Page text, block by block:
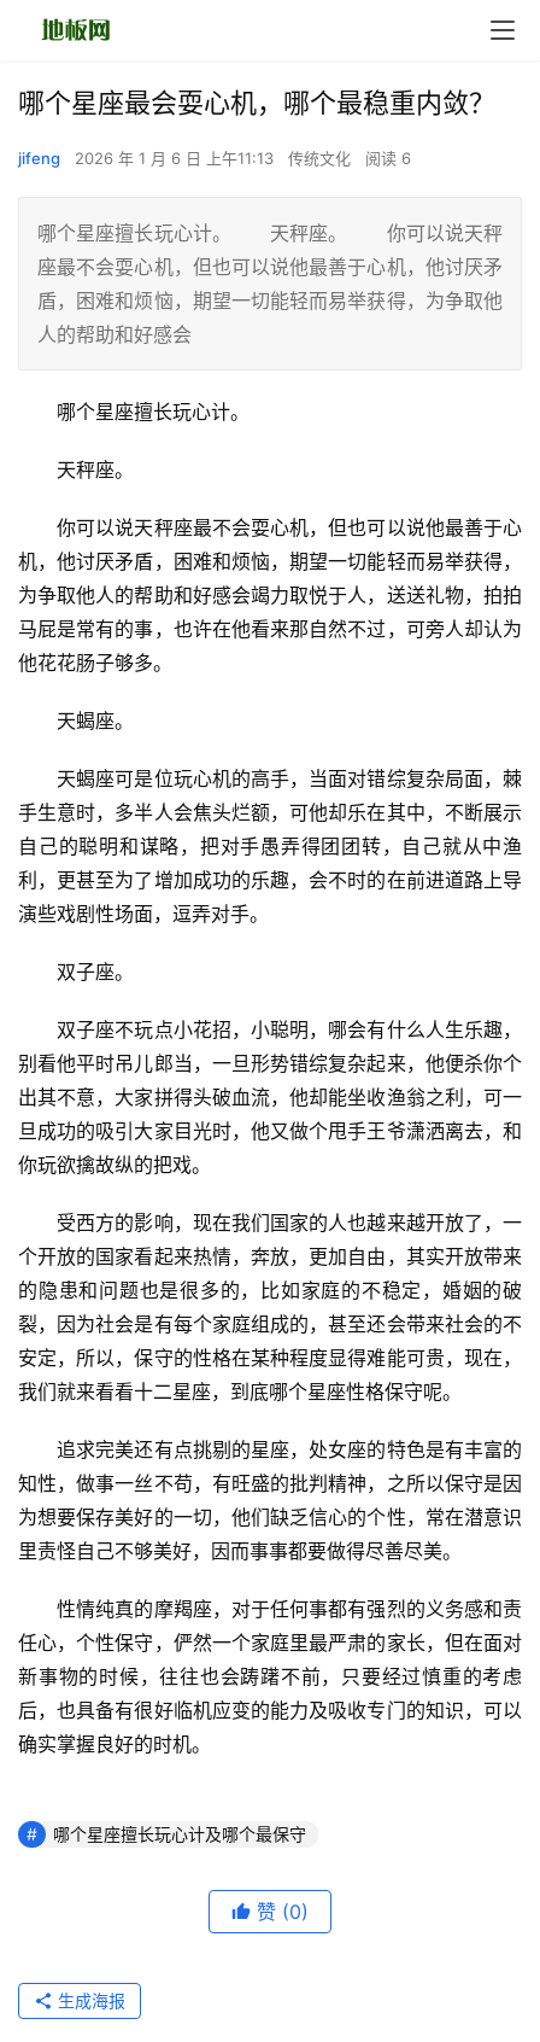
哪个星座最会耍心机，哪个最稳重内敛？
jifeng 2026 年 1 月 6 日 上午11:13 传统文化 阅读 6
哪个星座擅长玩心计。 天秤座。 你可以说天秤
座最不会耍心机，但也可以说他最善于心机，他讨厌矛
盾，困难和烦恼，期望一切能轻而易举获得，为争取他
人的帮助和好感会
哪个星座擅长玩心计。
天秤座。
你可以说天秤座最不会耍心机，但也可以说他最善于心
机，他讨厌矛盾，困难和烦恼，期望一切能轻而易举获得，
为争取他人的帮助和好感会竭力取悦于人，送送礼物，拍拍
马屁是常有的事，也许在他看来那自然不过，可旁人却认为
他花花肠子够多。
天蝎座。
天蝎座可是位玩心机的高手，当面对错综复杂局面，棘
手生意时，多半人会焦头烂额，可他却乐在其中，不断展示
自己的聪明和谋略，把对手愚弄得团团转，自己就从中渔
利，更甚至为了增加成功的乐趣，会不时的在前进道路上导
演些戏剧性场面，逗弄对手。
双子座。
双子座不玩点小花招，小聪明，哪会有什么人生乐趣，
别看他平时吊儿郎当，一旦形势错综复杂起来，他便杀你个
出其不意，大家拼得头破血流，他却能坐收渔翁之利，可一
旦成功的吸引大家目光时，他又做个甩手王爷潇洒离去，和
你玩欲擒故纵的把戏。
受西方的影响，现在我们国家的人也越来越开放了，一
个开放的国家看起来热情，奔放，更加自由，其实开放带来
的隐患和问题也是很多的，比如家庭的不稳定，婚姻的破
裂，因为社会是有每个家庭组成的，甚至还会带来社会的不
安定，所以，保守的性格在某种程度显得难能可贵，现在，
我们就来看看十二星座，到底哪个星座性格保守呢。
追求完美还有点挑剔的星座，处女座的特色是有丰富的
知性，做事一丝不苟，有旺盛的批判精神，之所以保守是因
为想要保存美好的一切，他们缺乏信心的个性，常在潜意识
里责怪自己不够美好，因而事事都要做得尽善尽美。
性情纯真的摩羯座，对于任何事都有强烈的义务感和责
任心，个性保守，俨然一个家庭里最严肃的家长，但在面对
新事物的时候，往往也会踌躇不前，只要经过慎重的考虑
后，也具备有很好临机应变的能力及吸收专门的知识，可以
确实掌握良好的时机。
哪个星座擅长玩心计及哪个最保守
赞 (0)
生成海报